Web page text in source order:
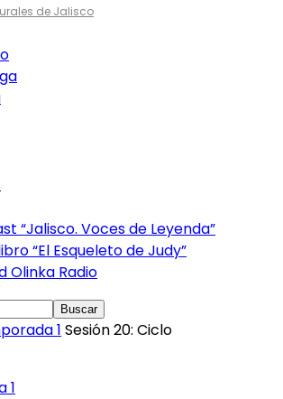
de Jalisco
“Jalisco. Voces de Leyenda”
“El Esqueleto de Judy”
Olinka Radio
1 Sesión 20: Ciclo
1